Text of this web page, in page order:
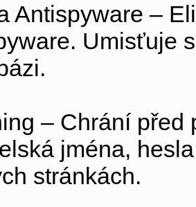
Antispyware –
Umisťuje
– Chrání
jména,
stránkách.